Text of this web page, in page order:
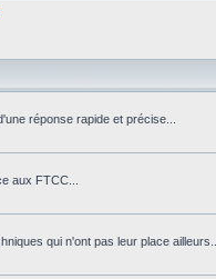
réponse rapide et précise...
aux FTCC...
qui n'ont pas leur place